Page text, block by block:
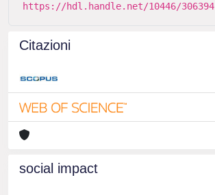
https://hdl.handle.net/10446/306394
Citazioni
social impact